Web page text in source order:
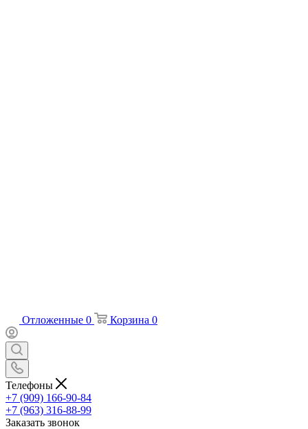
Отложенные 0 Корзина 0
Телефоны
+7 (909) 166-90-84
+7 (963) 316-88-99
Заказать звонок